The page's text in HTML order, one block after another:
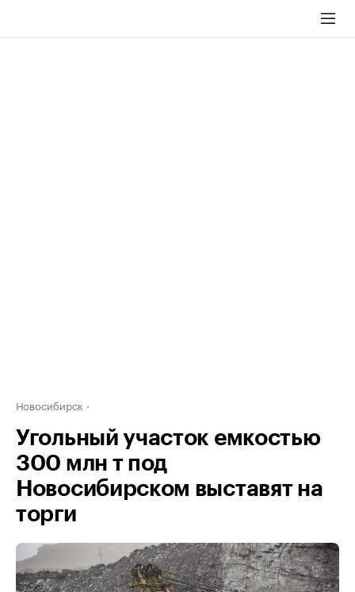
Новосибирск
Угольный участок емкостью
300 млн т под
Новосибирском выставят на
торги